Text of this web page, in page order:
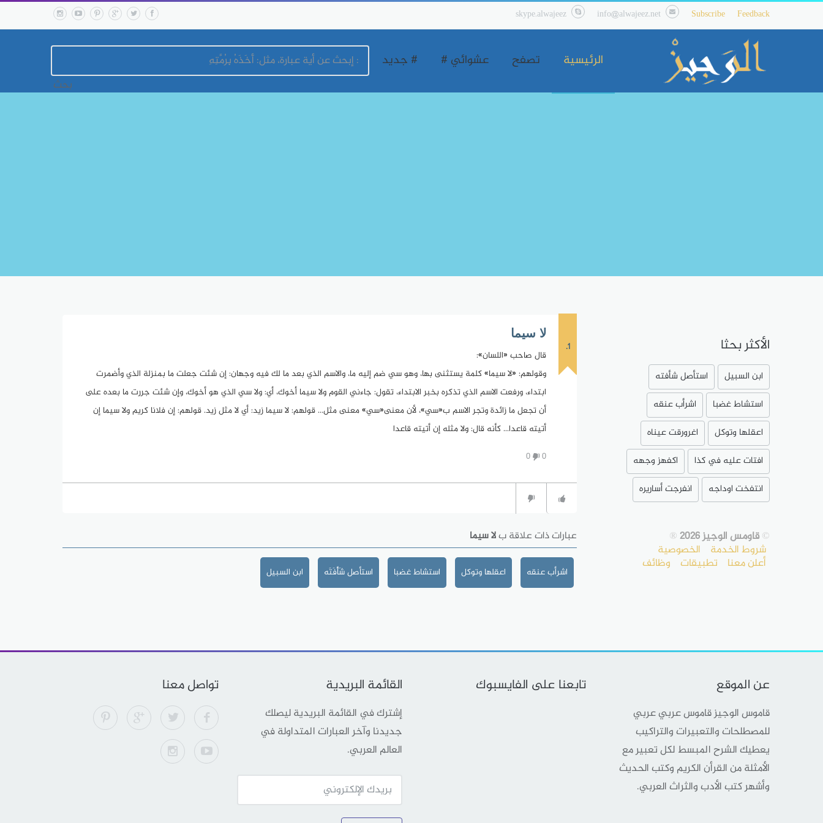
Feedback
Subscribe
info@alwajeez.net
skype.alwajeez
الرئيسية تصفح عشوائي # # جديد
1.
لا سيما
قال صاحب «اللسان»:
وقولهم: «لا سيما» كلمة يستثنى بها، وهو سي ضم إليه ما، والاسم الذي بعد ما لك فيه وجهان: إن شئت جعلت ما بمنزلة الذي وأضمرت
ابتداء، ورفعت الاسم الذي تذكره بخبر الابتداء، تقول: جاءني القوم ولا سيما أخوك، أي: ولا سي الذي هو أخوك، وإن شئت جررت ما بعده على
أن تجعل ما زائدة وتجر الاسم ب«سي»، لأن معنى«سي» معنى مثل... قولهم: لا سيما زيد: أي لا مثل زيد. قولهم: إن فلانا كريم ولا سيما إن
أتيته قاعدا... كأنه قال: ولا مثله إن أتيته قاعدا
0
0
عبارات ذات علاقة بلا سيما
اشرأب عنقه اعقلها وتوكل استشاط غضبا استأصل شَأْفَتَه ابن السبيل
الأكثر بحثا
ابن السبيل
استأصل شأفته
استشاط غضبا
اشرأب عنقه
اعقلها وتوكل
اغرورقت عيناه
افتات عليه في كذا
اكفهز وجهه
انتفخت اوداجه
انفرجت أساريره
©قاومس الوجيز 2026 ®
شروط الخدمة الخصوصية
أعلن معنا تطبيقات وظائف
عن الموقع
قاموس الوجيز قاموس عربي عربي
للمصطلحات والتعبيرات والتراكيب
يعطيك الشرح المبسط لكل تعبير مع
الأمثلة من القرأن الكريم وكتب الحديث
وأشهر كتب الأدب والثراث العربي.
تابعنا على الفايسبوك القائمة البريدية
إشترك في القائمة البريدية ليصلك
جديدنا وآخر العبارات المتداولة في
العالم العربي.
تواصل معنا